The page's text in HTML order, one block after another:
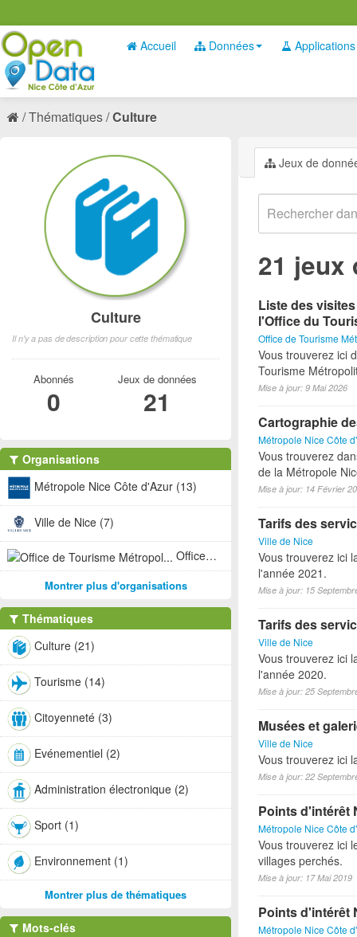
Accueil Données Applications
Thématiques Culture
Jeux de
21 jeux
Liste des
l'Office du
Office de Tourisme
Vous trouverez ici
Tourisme
Mise à jour: 9 Mai 2026
Cartographie
Métropole Nice Côte
Vous trouverez
de la Métropole
Mise à jour: 14 Février
Tarifs des
Ville de Nice
Vous trouverez ici
l'année 2021.
Mise à jour: 15
Tarifs des
Ville de Nice
Vous trouverez ici
l'année 2020.
Mise à jour: 25
Musées et
Ville de Nice
Vous trouverez ici
Mise à jour: 22
Points d'intérêt
Métropole Nice Côte
Vous trouverez ici
villages perchés.
Mise à jour: 17 Mai 2019
Points d'intérêt
Métropole Nice Côte
Culture
Il n'y a pas de description pour cette thématique
Abonnés
0
Jeux de données
21
Organisations
Métropole Nice Côte d'Azur (13)
Ville de Nice (7)
Office de Tourisme Métropol... (1)
Montrer plus d'organisations
Thématiques
Culture (21)
Tourisme (14)
Citoyenneté (3)
Evénementiel (2)
Administration électronique (2)
Sport (1)
Environnement (1)
Montrer plus de thématiques
Mots-clés